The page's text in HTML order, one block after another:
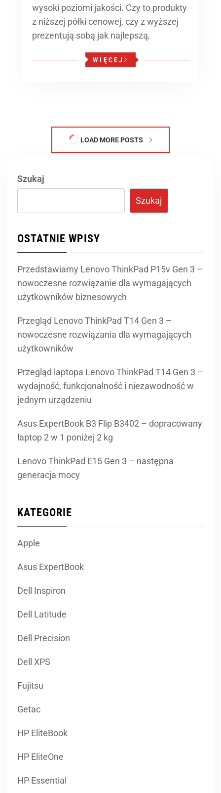
wysoki poziomi jakości. Czy to produkty
z niższej półki cenowej, czy z wyższej
prezentują sobą jak najlepszą,
WIĘCEJ
LOAD MORE POSTS
Szukaj
Szukaj
OSTATNIE WPISY
Przedstawiamy Lenovo ThinkPad P15v Gen 3 –
nowoczesne rozwiązanie dla wymagających
użytkowników biznesowych
Przegląd Lenovo ThinkPad T14 Gen 3 –
nowoczesne rozwiązania dla wymagających
użytkowników
Przegląd laptopa Lenovo ThinkPad T14 Gen 3 –
wydajność, funkcjonalność i niezawodność w
jednym urządzeniu
Asus ExpertBook B3 Flip B3402 – dopracowany
laptop 2 w 1 poniżej 2 kg
Lenovo ThinkPad E15 Gen 3 – następna
generacja mocy
KATEGORIE
Apple
Asus ExpertBook
Dell Inspiron
Dell Latitude
Dell Precision
Dell XPS
Fujitsu
Getac
HP EliteBook
HP EliteOne
HP Essential